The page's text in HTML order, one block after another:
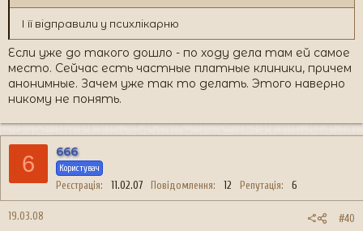
І її відправили у психлікарню
Если уже до такого дошло - по ходу дела там ей самое
место. Сейчас есть частные платные клиники, причем
анонимные. Зачем уже так то делать. Этого наверно
никому не понять.
6 666
Користувач
Реєстрація 11.02.07 Повідомлення 12 Репутація 6
19.03.08 #40